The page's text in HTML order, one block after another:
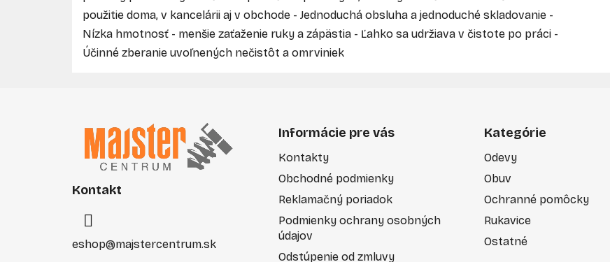
použitie doma, v kancelárii aj v obchode - Jednoduchá obsluha a jednoduché skladovanie -
Nízka hmotnosť - menšie zaťaženie ruky a zápästia - Ľahko sa udržiava v čistote po práci -
Účinné zberanie uvoľnených nečistôt a omrviniek
Kontakt
eshop@majstercentrum.sk
Informácie pre vás
Kontakty
Obchodné podmienky
Reklamačný poriadok
Podmienky ochrany osobných
údajov
Odstúpenie od zmluvy
Kategórie
Odevy
Obuv
Ochranné pomôcky
Rukavice
Ostatné